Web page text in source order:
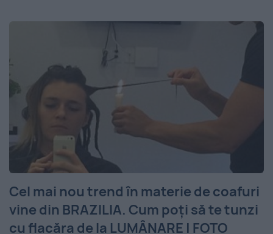
Cel mai nou trend în materie de coafuri
vine din BRAZILIA. Cum poți să te tunzi
cu flacăra de la LUMÂNARE | FOTO